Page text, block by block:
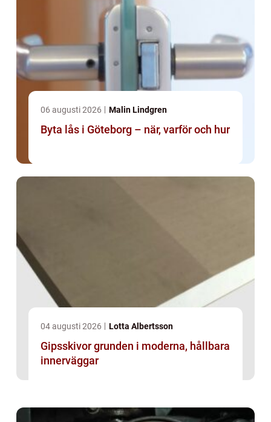
06 augusti 2026 Malin Lindgren
Byta lås i Göteborg – när, varför och hur
04 augusti 2026 Lotta Albertsson
Gipsskivor grunden i moderna, hållbara
innerväggar